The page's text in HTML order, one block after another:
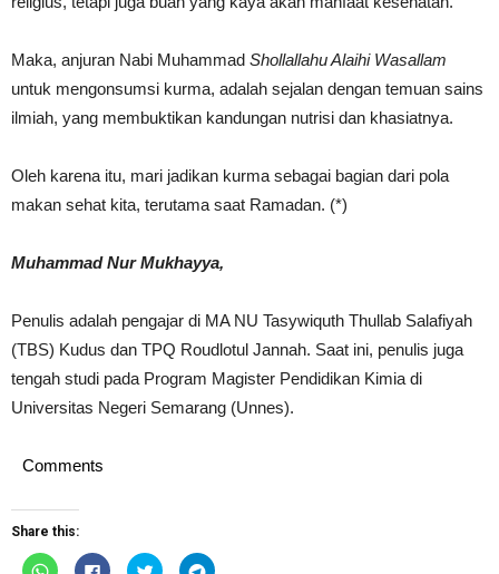
Maka, anjuran Nabi Muhammad Shollallahu Alaihi Wasallam
untuk mengonsumsi kurma, adalah sejalan dengan temuan sains
ilmiah, yang membuktikan kandungan nutrisi dan khasiatnya.
Oleh karena itu, mari jadikan kurma sebagai bagian dari pola
makan sehat kita, terutama saat Ramadan. (*)
Muhammad Nur Mukhayya,
Penulis adalah pengajar di MA NU Tasywiquth Thullab Salafiyah
(TBS) Kudus dan TPQ Roudlotul Jannah. Saat ini, penulis juga
tengah studi pada Program Magister Pendidikan Kimia di
Universitas Negeri Semarang (Unnes).
Comments
Share this:
Click Click Click Click